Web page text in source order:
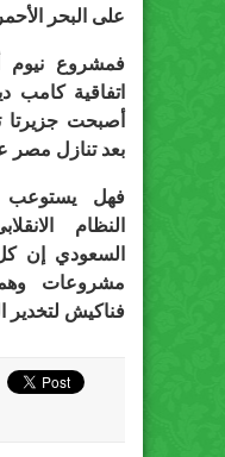
على البحر
فمشروع نيوم
اتفاقية كامب
أصبحت جزيرتا
بعد تنازل مصر
فهل يستوعب
النظام
السعودي إن
مشروعات
فناكيش